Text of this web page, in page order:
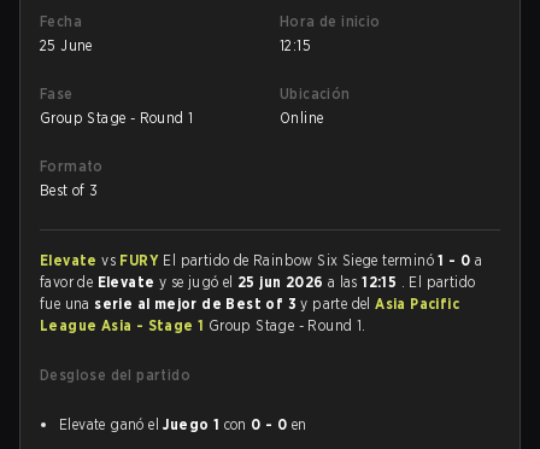
Fecha
25 June
Hora de inicio
12:15
Fase
Group Stage - Round 1
Ubicación
Online
Formato
Best of 3
Elevatevs FURY El partido de Rainbow Six Siege terminó1 - 0 a
favor de Elevate y se jugó el 25 jun 2026 a las12:15 . El partido
fue una serie al mejor de Best of 3y parte delAsia Pacific
League Asia - Stage 1 Group Stage - Round 1.
Desglose del partido
Elevate ganó elJuego 1 con 0 - 0 en